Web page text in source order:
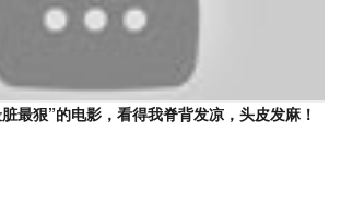
最狠”的电影，看得我脊背发凉，头皮发麻！